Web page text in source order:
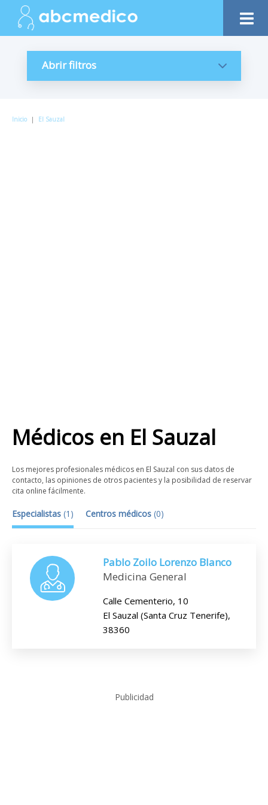
Abrir filtros
Inicio | El Sauzal
Médicos en El Sauzal
Los mejores profesionales médicos en El Sauzal con sus datos de
contacto, las opiniones de otros pacientes y la posibilidad de reservar
cita online fácilmente.
Especialistas (1 ) Centros médicos (0)
Pablo Zoilo Lorenzo Blanco
Medicina General
Calle Cementerio, 10
El Sauzal (Santa Cruz Tenerife),
38360
Publicidad